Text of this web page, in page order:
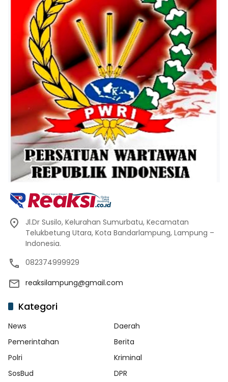
Jl.Dr Susilo, Kelurahan Sumurbatu, Kecamatan
Telukbetung Utara, Kota Bandarlampung, Lampung –
Indonesia.
082374999929
reaksilampung@gmail.com
Kategori
News
Daerah
Pemerintahan
Berita
Polri
Kriminal
SosBud
DPR